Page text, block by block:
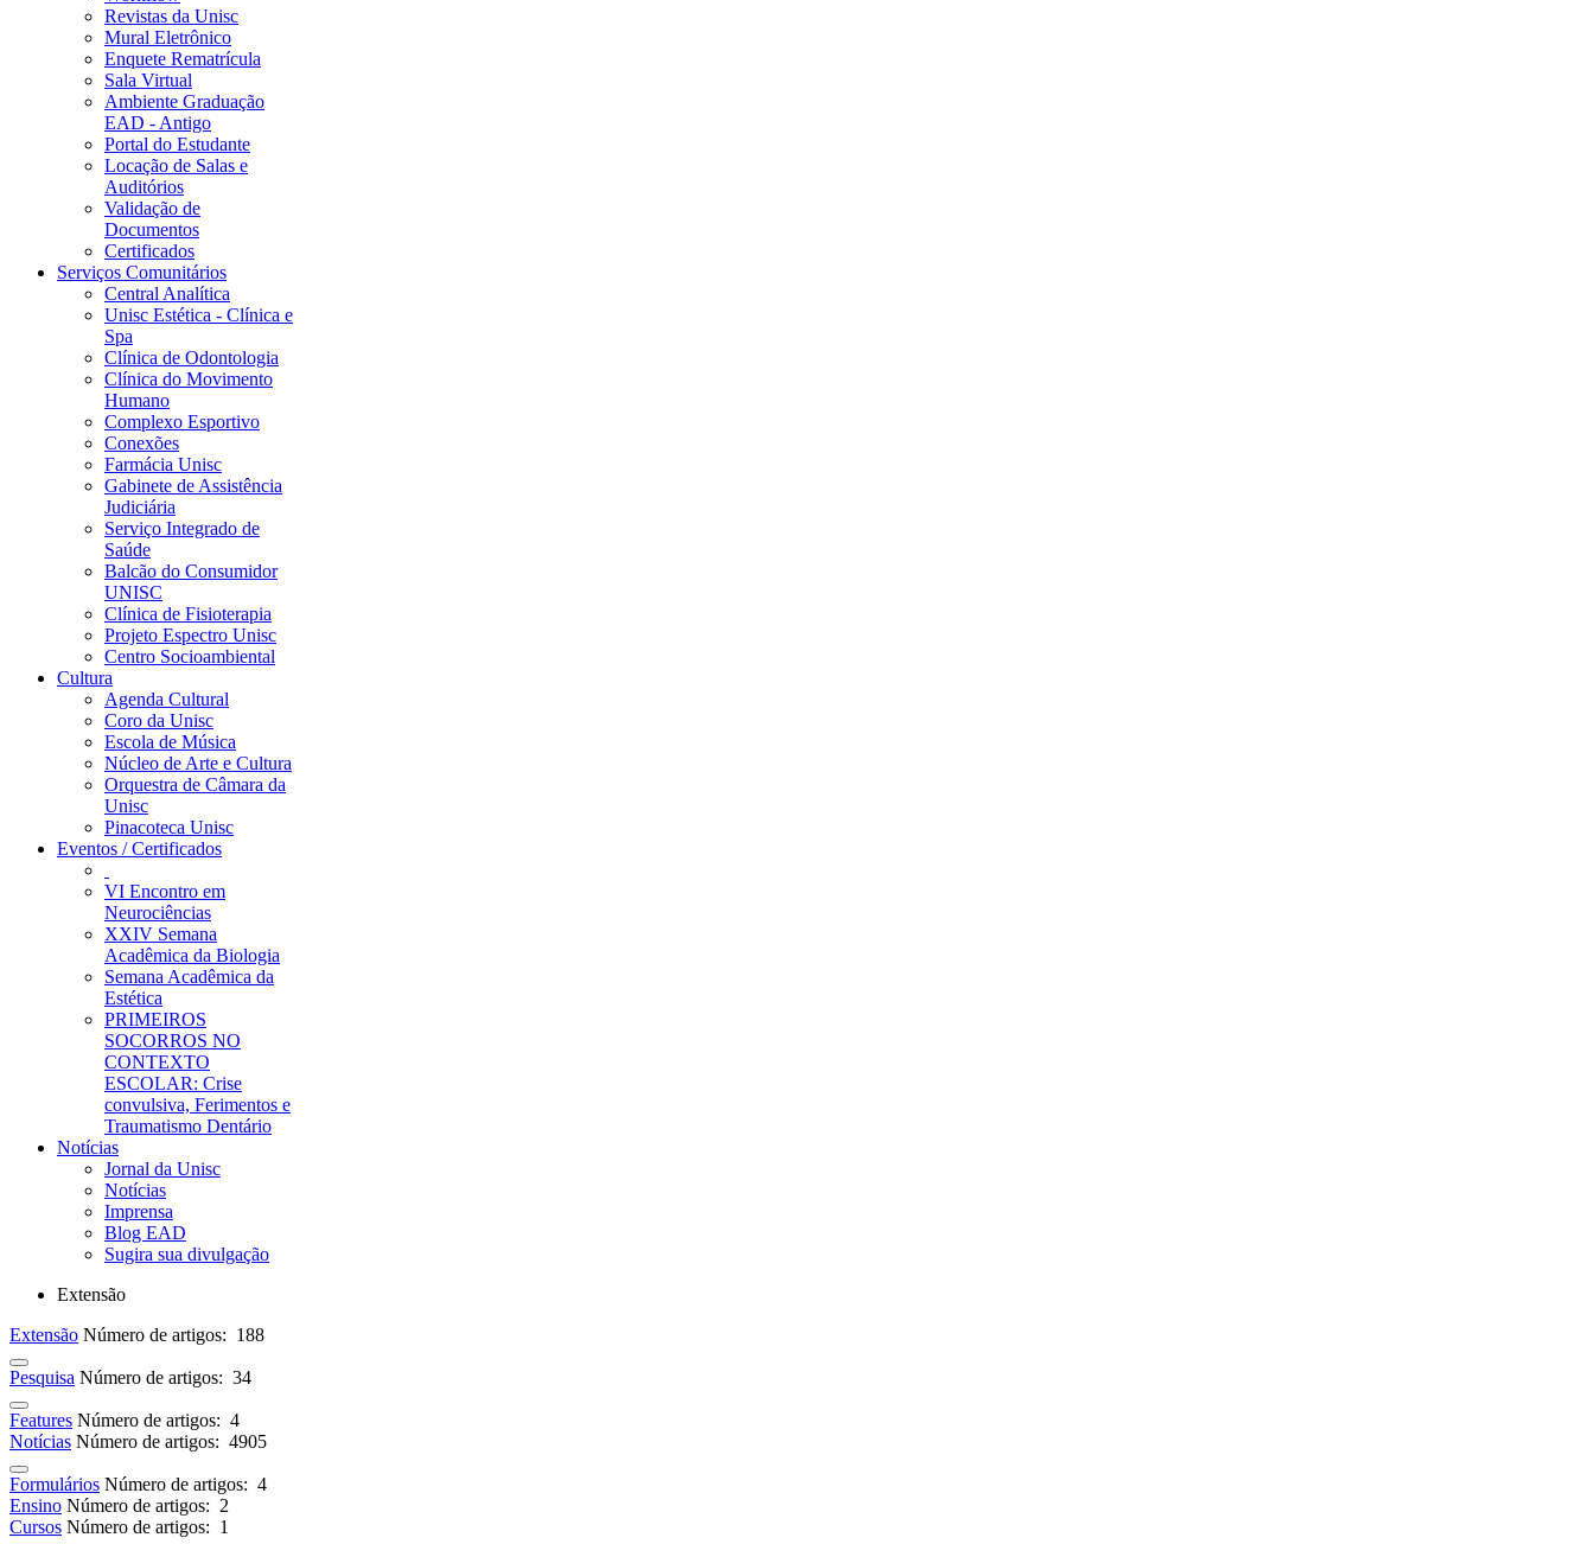
Revistas da Unisc
Mural Eletrônico
Enquete Rematrícula
Sala Virtual
Ambiente Graduação
EAD - Antigo
Portal do Estudante
Locação de Salas e
Auditórios
Validação de
Documentos
Certificados
Serviços Comunitários
Central Analítica
Unisc Estética - Clínica e
Spa
Clínica de Odontologia
Clínica do Movimento
Humano
Complexo Esportivo
Conexões
Farmácia Unisc
Gabinete de Assistência
Judiciária
Serviço Integrado de
Saúde
Balcão do Consumidor
UNISC
Clínica de Fisioterapia
Projeto Espectro Unisc
Centro Socioambiental
Cultura
Agenda Cultural
Coro da Unisc
Escola de Música
Núcleo de Arte e Cultura
Orquestra de Câmara da
Unisc
Pinacoteca Unisc
Eventos / Certificados
VI Encontro em
Neurociências
XXIV Semana
Acadêmica da Biologia
Semana Acadêmica da
Estética
PRIMEIROS
SOCORROS NO
CONTEXTO
ESCOLAR: Crise
convulsiva, Ferimentos e
Traumatismo Dentário
Notícias
Jornal da Unisc
Notícias
Imprensa
Blog EAD
Sugira sua divulgação
Extensão
Extensão Número de artigos: 188
Pesquisa Número de artigos: 34
Features Número de artigos: 4
Notícias Número de artigos: 4905
Formulários Número de artigos: 4
Ensino Número de artigos: 2
Cursos Número de artigos: 1